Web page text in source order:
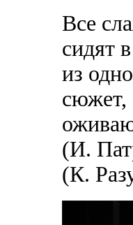
Все
сидят
из
сюжет,
(И.
(К.